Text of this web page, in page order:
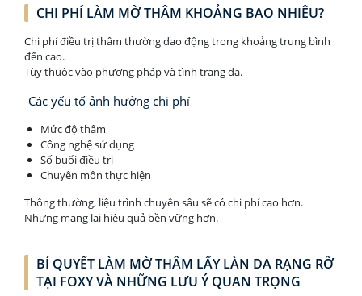
CHI PHÍ LÀM MỜ THÂM KHOẢNG BAO NHIÊU?
Chi phí điều trị thâm thường dao động trong khoảng trung bình
đến cao.
Tùy thuộc vào phương pháp và tình trạng da.
Các yếu tố ảnh hưởng chi phí
Mức độ thâm
Công nghệ sử dụng
Số buổi điều trị
Chuyên môn thực hiện
Thông thường, liệu trình chuyên sâu sẽ có chi phí cao hơn.
Nhưng mang lại hiệu quả bền vững hơn.
BÍ QUYẾT LÀM MỜ THÂM LẤY LÀN DA RẠNG RỠ
TẠI FOXY VÀ NHỮNG LƯU Ý QUAN TRỌNG